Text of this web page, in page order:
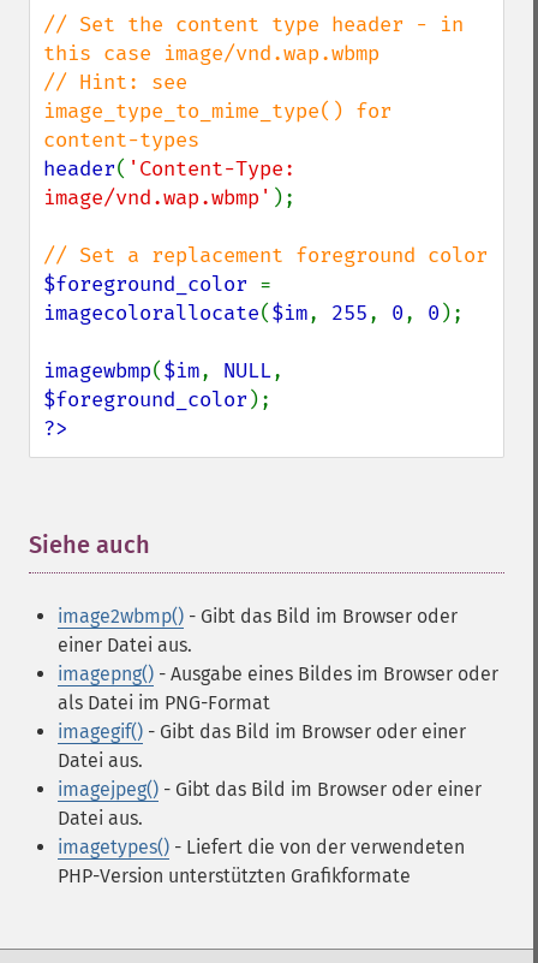
// Set the content type header - in
this case image/vnd.wap.wbmp
// Hint: see
image_type_to_mime_type() for
header( 'Content-Type:
image/vnd.wap.wbmp' );
$foreground_color
imagecolorallocate($im, 255, 0, 0 );
imagewbmp($im, NULL
$foreground_color
?>
Siehe auch
image2wbmp() - Gibt das Bild im Browser oder
einer Datei aus.
imagepng() - Ausgabe eines Bildes im Browser oder
als Datei im PNG-Format
imagegif() - Gibt das Bild im Browser oder einer
Datei aus.
imagejpeg() - Gibt das Bild im Browser oder einer
Datei aus.
imagetypes() - Liefert die von der verwendeten
PHP-Version unterstützten Grafikformate